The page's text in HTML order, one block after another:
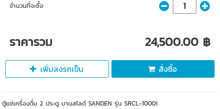
จำนวนที่จะซื้อ
ราคารวม 24,500.00 ฿
เพิ่มลงรถเข็น สั่งซื้อ
ตู้แช่เครื่องดื่ม 2 ประตู บานสไลด์ SANDEN รุ่น SRCL-1000i